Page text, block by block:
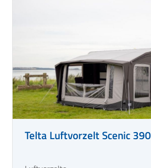
Telta Luftvorzelt Scenic 390